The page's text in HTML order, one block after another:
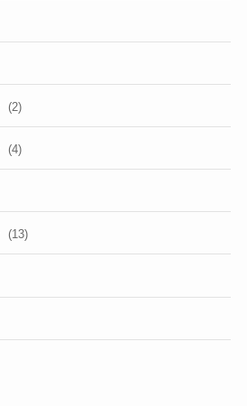
(2)
(4)
(13)